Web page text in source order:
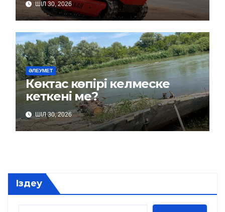
ШІЛ 30, 2026
ӘЛЕУМЕТ
Көктас көпірі келмеске
кеткені ме?
ШІЛ 30, 2026
Іздеу